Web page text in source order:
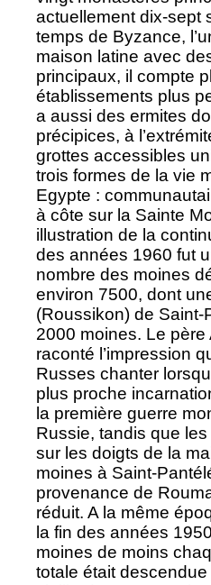
actuellement dix-sept
temps de Byzance,
maison latine avec
principaux, il compte
établissements plus
a aussi des ermites
précipices, à
grottes accessibles
trois formes de la vie
Egypte :
à côte sur la Sainte
illustration de la
des années 1960 fut
nombre des moines
environ 7500, dont
(Roussikon) de
2000 moines. Le père
raconté l’impression
Russes chanter
plus proche
la première guerre
Russie, tandis que
sur les doigts de la
moines à Saint-
provenance de
réduit. A la même
la fin des années
moines de moins
totale était